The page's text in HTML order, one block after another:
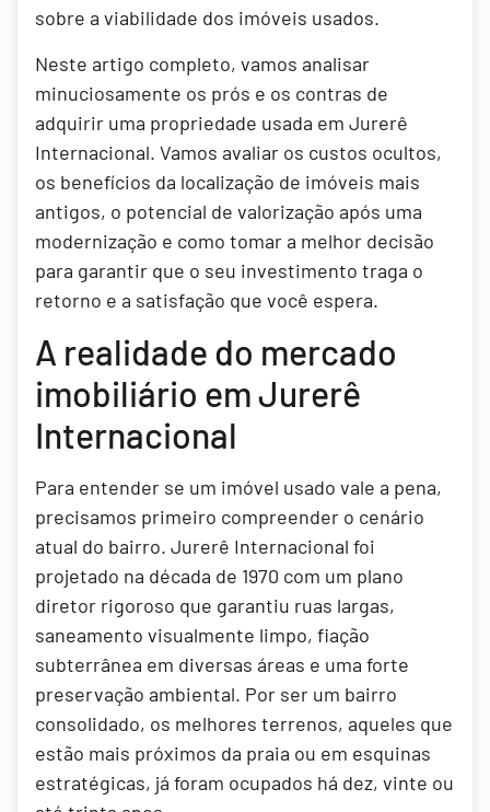
sobre a viabilidade dos imóveis usados.
Neste artigo completo, vamos analisar
minuciosamente os prós e os contras de
adquirir uma propriedade usada em Jurerê
Internacional. Vamos avaliar os custos ocultos,
os benefícios da localização de imóveis mais
antigos, o potencial de valorização após uma
modernização e como tomar a melhor decisão
para garantir que o seu investimento traga o
retorno e a satisfação que você espera.
A realidade do mercado
imobiliário em Jurerê
Internacional
Para entender se um imóvel usado vale a pena,
precisamos primeiro compreender o cenário
atual do bairro. Jurerê Internacional foi
projetado na década de 1970 com um plano
diretor rigoroso que garantiu ruas largas,
saneamento visualmente limpo, fiação
subterrânea em diversas áreas e uma forte
preservação ambiental. Por ser um bairro
consolidado, os melhores terrenos, aqueles que
estão mais próximos da praia ou em esquinas
estratégicas, já foram ocupados há dez, vinte ou